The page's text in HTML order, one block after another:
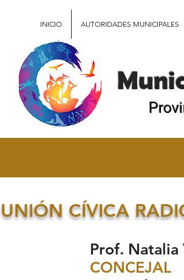
INICIO AUTORIDADES MUNICIPALES
UNIÓN CÍVICA
Prof. Natalia
CONCEJAL